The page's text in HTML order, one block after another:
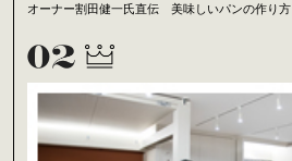
オーナー割田健一氏直伝 美味しいパンの作り方